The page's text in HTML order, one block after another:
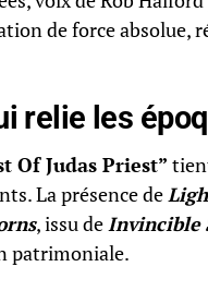
de force absolue,
relie les
Of Judas Priest”
La présence de
, issu deInvincible
patrimoniale.